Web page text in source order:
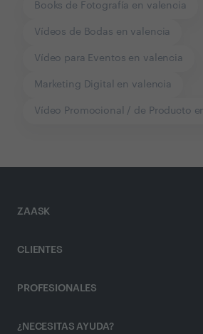
Books de Fotografía en valencia
Vídeos de Bodas en valencia
Vídeo para Eventos en valencia
Marketing Digital en valencia
Vídeo Promocional / de Producto
ZAASK
CLIENTES
PROFESIONALES
¿NECESITAS AYUDA?